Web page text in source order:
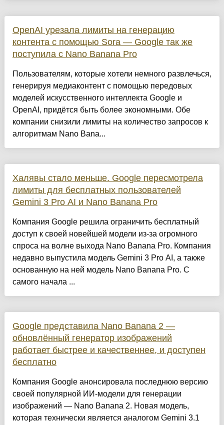
OpenAI урезала лимиты на генерацию
контента с помощью Sora — Google так же
поступила с Nano Banana Pro
Пользователям, которые хотели немного развлечься,
генерируя медиаконтент с помощью передовых
моделей искусственного интеллекта Google и
OpenAI, придётся быть более экономными. Обе
компании снизили лимиты на количество запросов к
алгоритмам Nano Bana...
Халявы стало меньше. Google пересмотрела
лимиты для бесплатных пользователей
Gemini 3 Pro AI и Nano Banana Pro
Компания Google решила ограничить бесплатный
доступ к своей новейшей модели из-за огромного
спроса на волне выхода Nano Banana Pro. Компания
недавно выпустила модель Gemini 3 Pro AI, а также
основанную на ней модель Nano Banana Pro. С
самого начала ...
Google представила Nano Banana 2 —
обновлённый генератор изображений
работает быстрее и качественнее, и доступен
бесплатно
Компания Google анонсировала последнюю версию
своей популярной ИИ-модели для генерации
изображений — Nano Banana 2. Новая модель,
которая технически является аналогом Gemini 3.1